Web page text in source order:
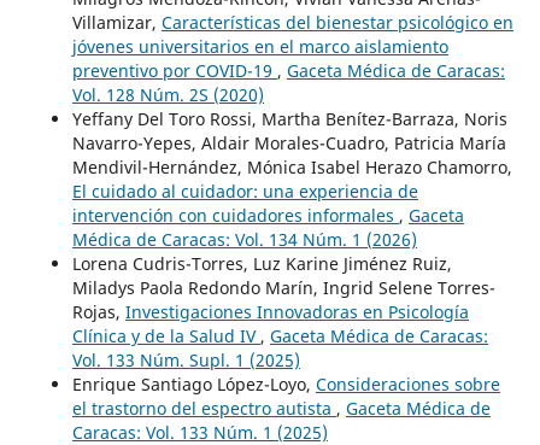
Villamizar, Características del bienestar psicológico en
jóvenes universitarios en el marco aislamiento
preventivo por COVID-19 , Gaceta Médica de Caracas:
Vol. 128 Núm. 2S (2020)
Yeffany Del Toro Rossi, Martha Benítez-Barraza, Noris
Navarro-Yepes, Aldair Morales-Cuadro, Patricia María
Mendivil-Hernández, Mónica Isabel Herazo Chamorro,
El cuidado al cuidador: una experiencia de
intervención con cuidadores informales , Gaceta
Médica de Caracas: Vol. 134 Núm. 1 (2026)
Lorena Cudris-Torres, Luz Karine Jiménez Ruiz,
Miladys Paola Redondo Marín, Ingrid Selene Torres-
Rojas, Investigaciones Innovadoras en Psicología
Clínica y de la Salud IV , Gaceta Médica de Caracas:
Vol. 133 Núm. Supl. 1 (2025)
Enrique Santiago López-Loyo, Consideraciones sobre
el trastorno del espectro autista , Gaceta Médica de
Caracas: Vol. 133 Núm. 1 (2025)